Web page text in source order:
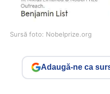
Sursă foto: Nobelprize.org
Adaugă-ne ca